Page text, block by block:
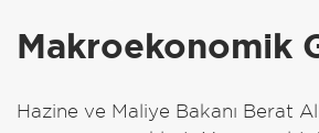
Makroekonomik
Hazine ve Maliye Bakanı Berat